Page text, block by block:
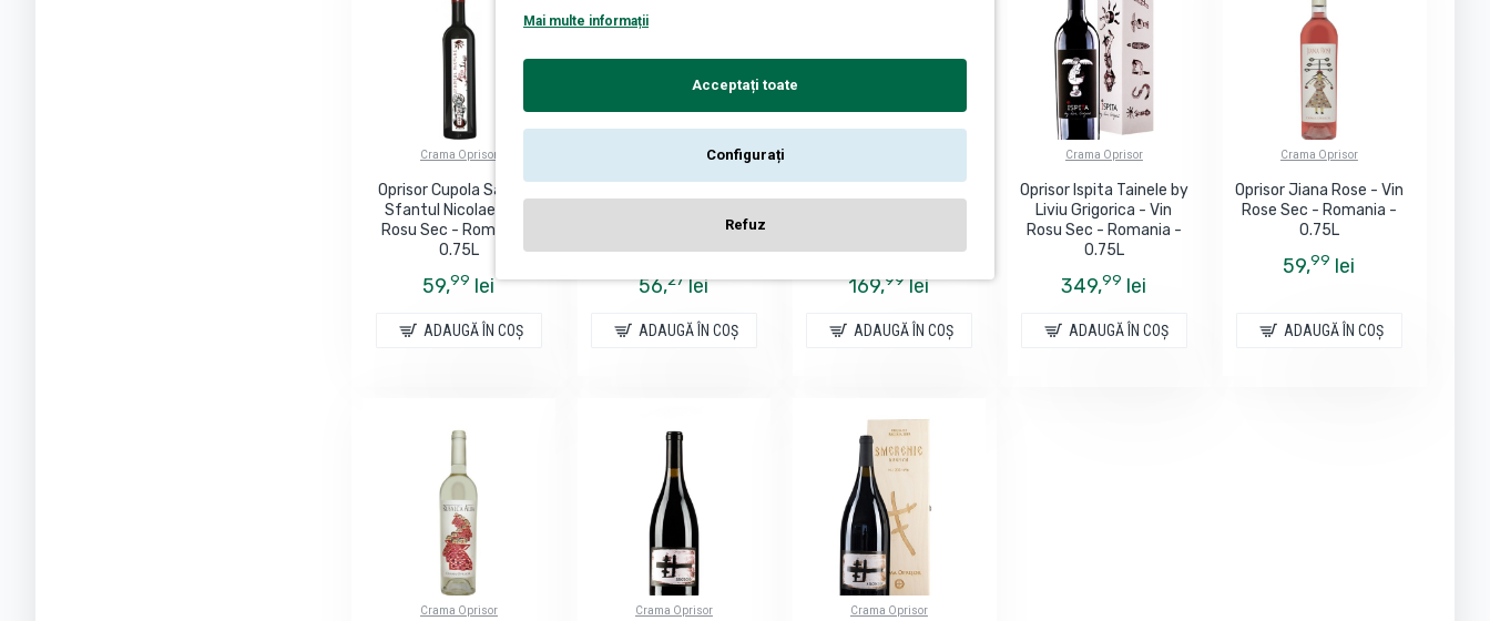
Crama Oprisor
Oprisor Cupola Sanctis
Sfantul Nicolae - Vin
Rosu Sec - Romania -
0.75L
59,99 lei
ADAUGĂ ÎN COŞ
Crama Oprisor
Rosu Sec - Romania -
0.75L
56,27lei
ADAUGĂ ÎN COŞ
0.75L
169,99lei
ADAUGĂ ÎN COŞ
Crama Oprisor
Oprisor Ispita Tainele by
Liviu Grigorica - Vin
Rosu Sec - Romania -
0.75L
349,99 lei
ADAUGĂ ÎN COŞ
Crama Oprisor
Oprisor Jiana Rose - Vin
Rose Sec - Romania -
0.75L
59,99 lei
ADAUGĂ ÎN COŞ
Crama Oprisor Crama Oprisor Crama Oprisor
Mai multe informații
Acceptați toate
Configurați
Refuz